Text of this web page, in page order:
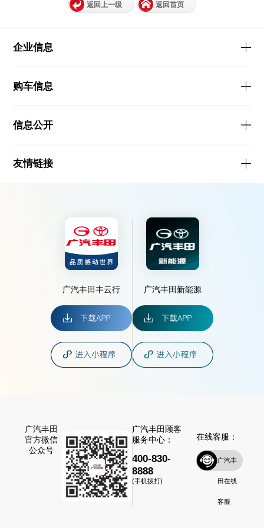
返回上一级 返回首页
企业信息
购车信息
信息公开
友情链接
广汽丰田丰云行 广汽丰田新能源
广汽丰田
官方微信
公众号
广汽丰田顾客
服务中心：
400-830-
8888
(手机拨打)
在线客服：
广汽丰
田在线
客服